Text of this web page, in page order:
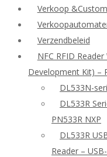
Verkoop
Verzendbeleid
NFC RFID
Development Kit) –
DL533N-
DL533R
PN533R NXP
DL533R
Reader –